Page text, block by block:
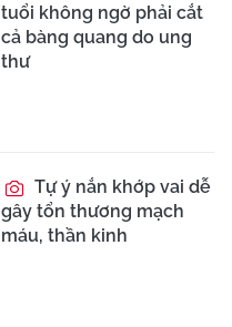
tuổi không ngờ phải cắt
cả bàng quang do ung
thư
Tự ý nắn khớp vai dễ
gây tổn thương mạch
máu, thần kinh